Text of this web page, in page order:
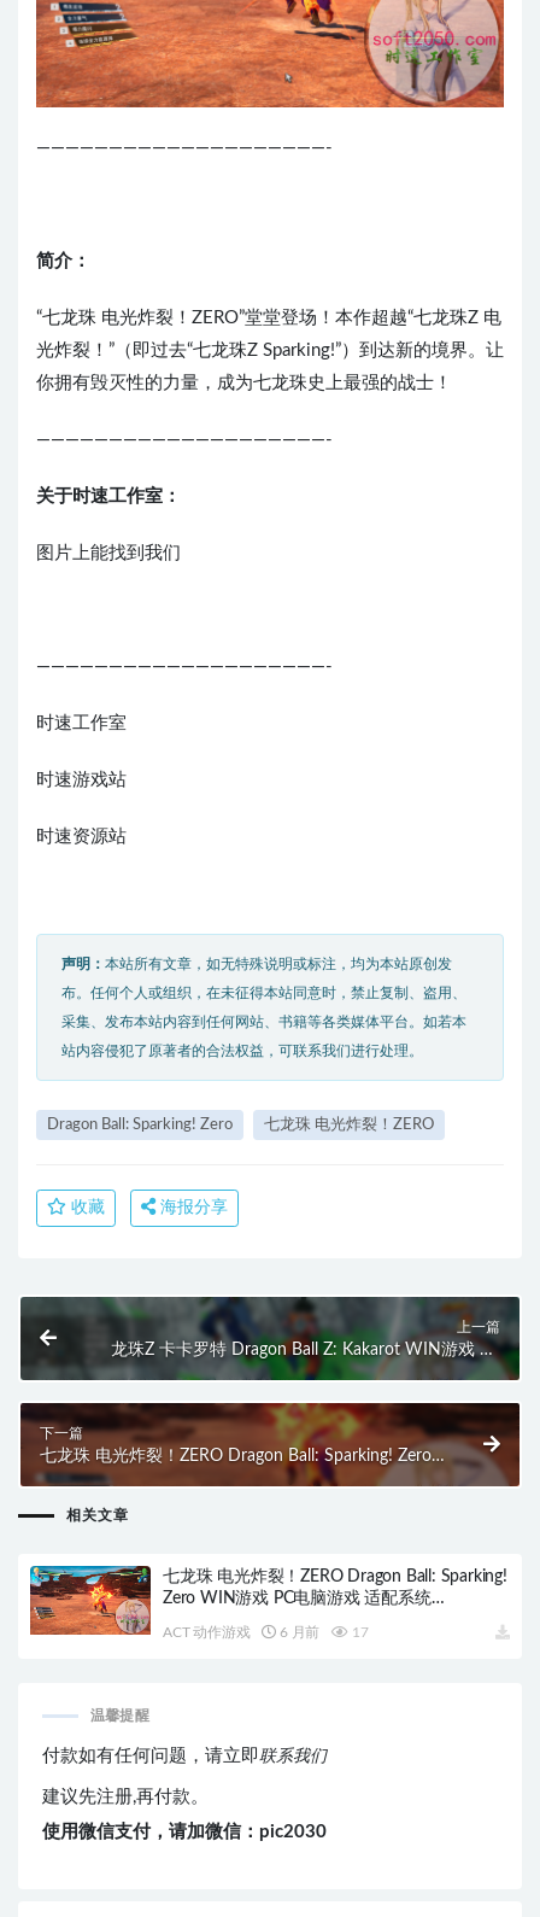
————————————————————-
简介：
“七龙珠 电光炸裂！ZERO”堂堂登场！本作超越“七龙珠Z 电
光炸裂！”（即过去“七龙珠Z Sparking!”）到达新的境界。让
你拥有毁灭性的力量，成为七龙珠史上最强的战士！
————————————————————-
关于时速工作室：
图片上能找到我们
————————————————————-
时速工作室
时速游戏站
时速资源站
声明： 本站所有文章，如无特殊说明或标注，均为本站原创发
布。任何个人或组织，在未征得本站同意时，禁止复制、盗用、
采集、发布本站内容到任何网站、书籍等各类媒体平台。如若本
站内容侵犯了原著者的合法权益，可联系我们进行处理。
Dragon Ball: Sparking! Zero 七龙珠 电光炸裂！ZERO
收藏 海报分享
上一篇
龙珠Z 卡卡罗特 Dragon Ball Z: Kakarot WIN游戏 PC
电脑游戏 适配系统WINDOWS
下一篇
七龙珠 电光炸裂！ZERO Dragon Ball: Sparking! Zero
WIN游戏 PC电脑游戏 适配系统WINDOWS
相关文章
七龙珠 电光炸裂！ZERO Dragon Ball: Sparking!
Zero WIN游戏 PC电脑游戏 适配系统
ACT 动作游戏 6 月前 17
温馨提醒
付款如有任何问题，请立即联系我们
建议先注册,再付款。
使用微信支付，请加微信：pic2030